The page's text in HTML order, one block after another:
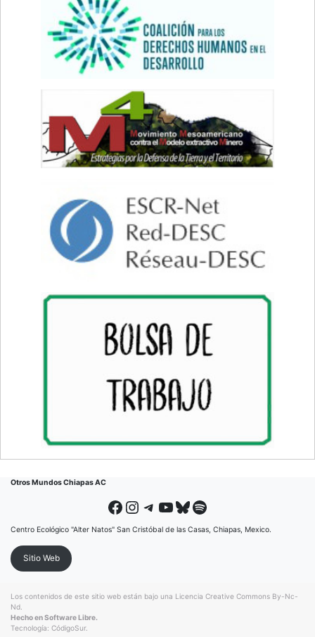
Otros Mundos Chiapas AC
Facebook Instagram Telegram YouTube Bluesky Spotify
Centro Ecológico "Alter Natos" San Cristóbal de las Casas, Chiapas, Mexico.
Sitio Web
Los contenidos de este sitio web están bajo una Licencia Creative Commons By-Nc-
Nd
Hecho en Software Libre.
Tecnología: CódigoSur.